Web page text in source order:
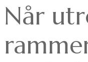
Når